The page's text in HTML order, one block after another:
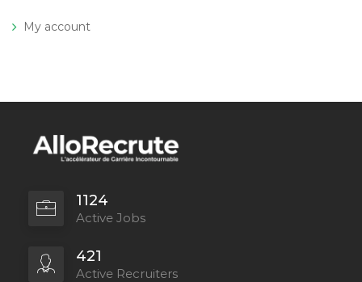
My account
1124
Active Jobs
421
Active Recruiters